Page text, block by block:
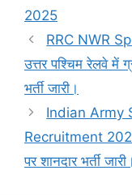
2025
RRC NWR
उत्तर पश्चिम रेलवे में
भर्ती जारी।
Indian Army
Recruitment
पर शानदार भर्ती जारी।